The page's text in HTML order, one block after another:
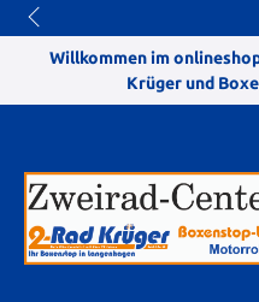
Willkommen im
Krüger und